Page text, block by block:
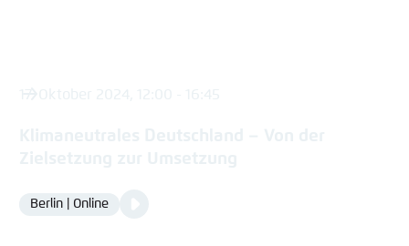
Location
Berlin | Online